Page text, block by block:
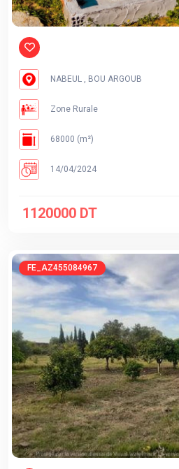
NABEUL , BOU ARGOUB
Zone Rurale
68000 (m²)
14/04/2024
1120000 DT
FE_AZ455084967